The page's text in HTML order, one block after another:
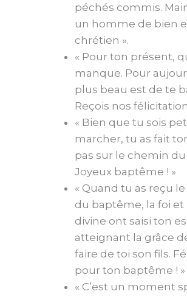
péchés commis.
un homme de bien
chrétien ».
« Pour ton présent,
manque. Pour
plus beau est de te
Reçois nos
« Bien que tu sois
marcher, tu as fait
pas sur le chemin du
Joyeux baptême ! »
« Quand tu as reçu
du baptême, la foi
divine ont saisi ton
atteignant la grâce
faire de toi son fils.
pour ton baptême ! »
« C’est un moment